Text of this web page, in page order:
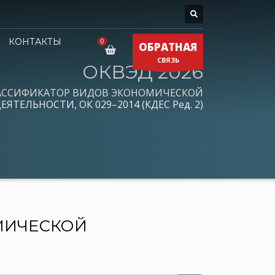
КОНТАКТЫ
ОБРАТНАЯ
СВЯЗЬ
ОКВЭД 2026
ВИДОВ ЭКОНОМИЧЕСКОЙ
ОК 029–2014 (КДЕС Ред. 2)